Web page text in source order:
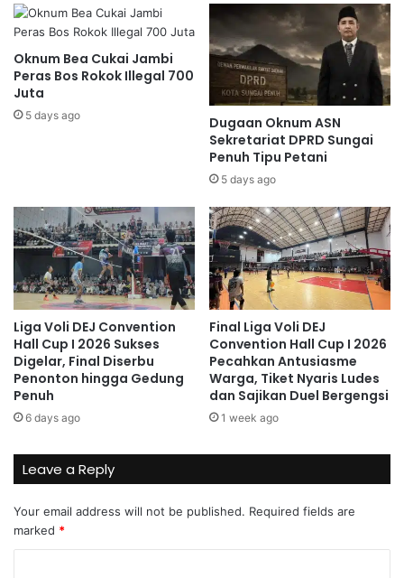
Oknum Bea Cukai Jambi
Peras Bos Rokok Illegal 700
Juta
5 days ago
Dugaan Oknum ASN
Sekretariat DPRD Sungai
Penuh Tipu Petani
5 days ago
Liga Voli DEJ Convention
Hall Cup I 2026 Sukses
Digelar, Final Diserbu
Penonton hingga Gedung
Penuh
6 days ago
Final Liga Voli DEJ
Convention Hall Cup I 2026
Pecahkan Antusiasme
Warga, Tiket Nyaris Ludes
dan Sajikan Duel Bergengsi
1 week ago
Leave a Reply
Your email address will not be published. Required fields are
marked *